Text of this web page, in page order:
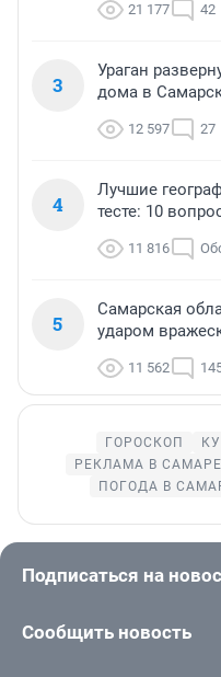
21 177 42
3
Ураган
дома в
12 597 27
4
Лучшие
тесте: 10
11 816
5
Самарская
ударом
11 562
ГОРОСКОП
РЕКЛАМА В САМАРЕ
ПОГОДА В
Подписаться на
Сообщить новость